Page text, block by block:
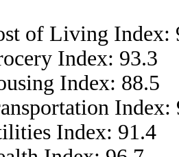
of Living Index:
Index: 93.3
Index: 88.5
Index:
Index: 91.4